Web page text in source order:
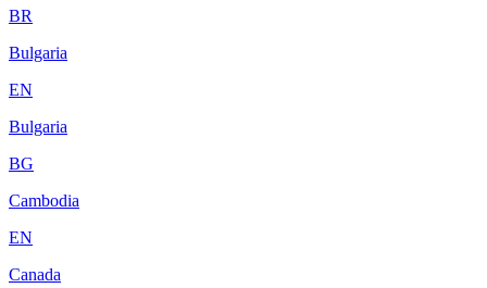
BR
Bulgaria
EN
Bulgaria
BG
Cambodia
EN
Canada